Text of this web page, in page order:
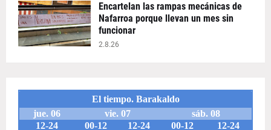
Encartelan las rampas mecánicas de
Nafarroa porque llevan un mes sin
funcionar
2.8.26